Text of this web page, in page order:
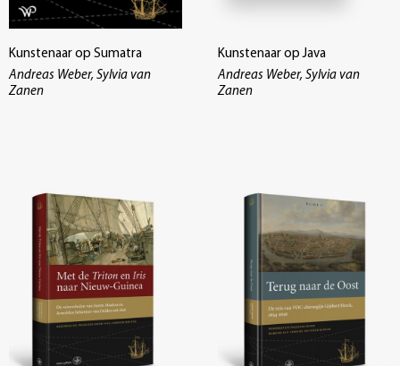
Kunstenaar op Sumatra
Andreas Weber, Sylvia van
Zanen
Kunstenaar op Java
Andreas Weber, Sylvia van
Zanen